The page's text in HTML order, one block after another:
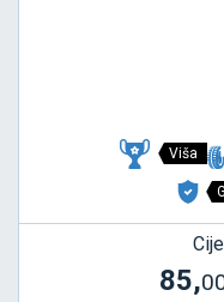
Viša
85,